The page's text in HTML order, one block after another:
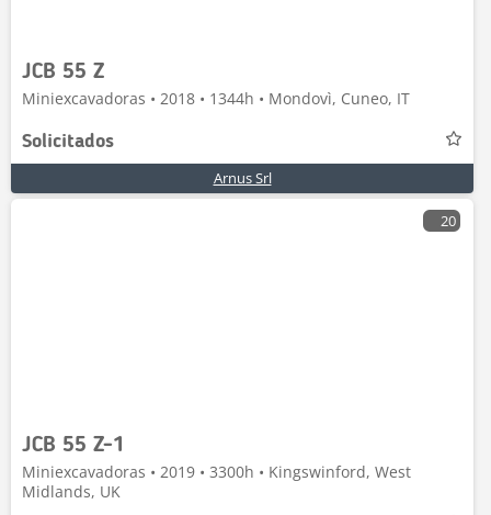
JCB 55 Z
Miniexcavadoras • 2018 • 1344h • Mondovì, Cuneo, IT
Solicitados
Arnus Srl
20
JCB 55 Z-1
Miniexcavadoras • 2019 • 3300h • Kingswinford, West
Midlands, UK